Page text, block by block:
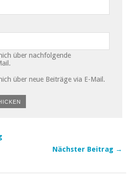
über nachfolgende
über neue Beiträge via E-Mail.
Nächster Beitrag →